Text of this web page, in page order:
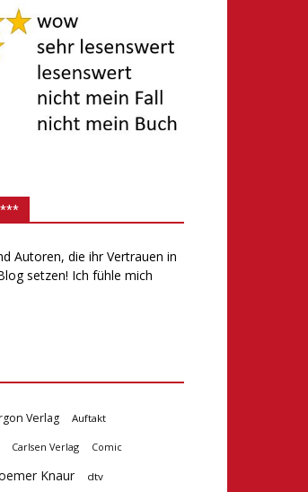
Autoren, die ihr Vertrauen in
setzen! Ich fühle mich
Verlag Auftakt
Carlsen Verlag Comic
Knaur dtv